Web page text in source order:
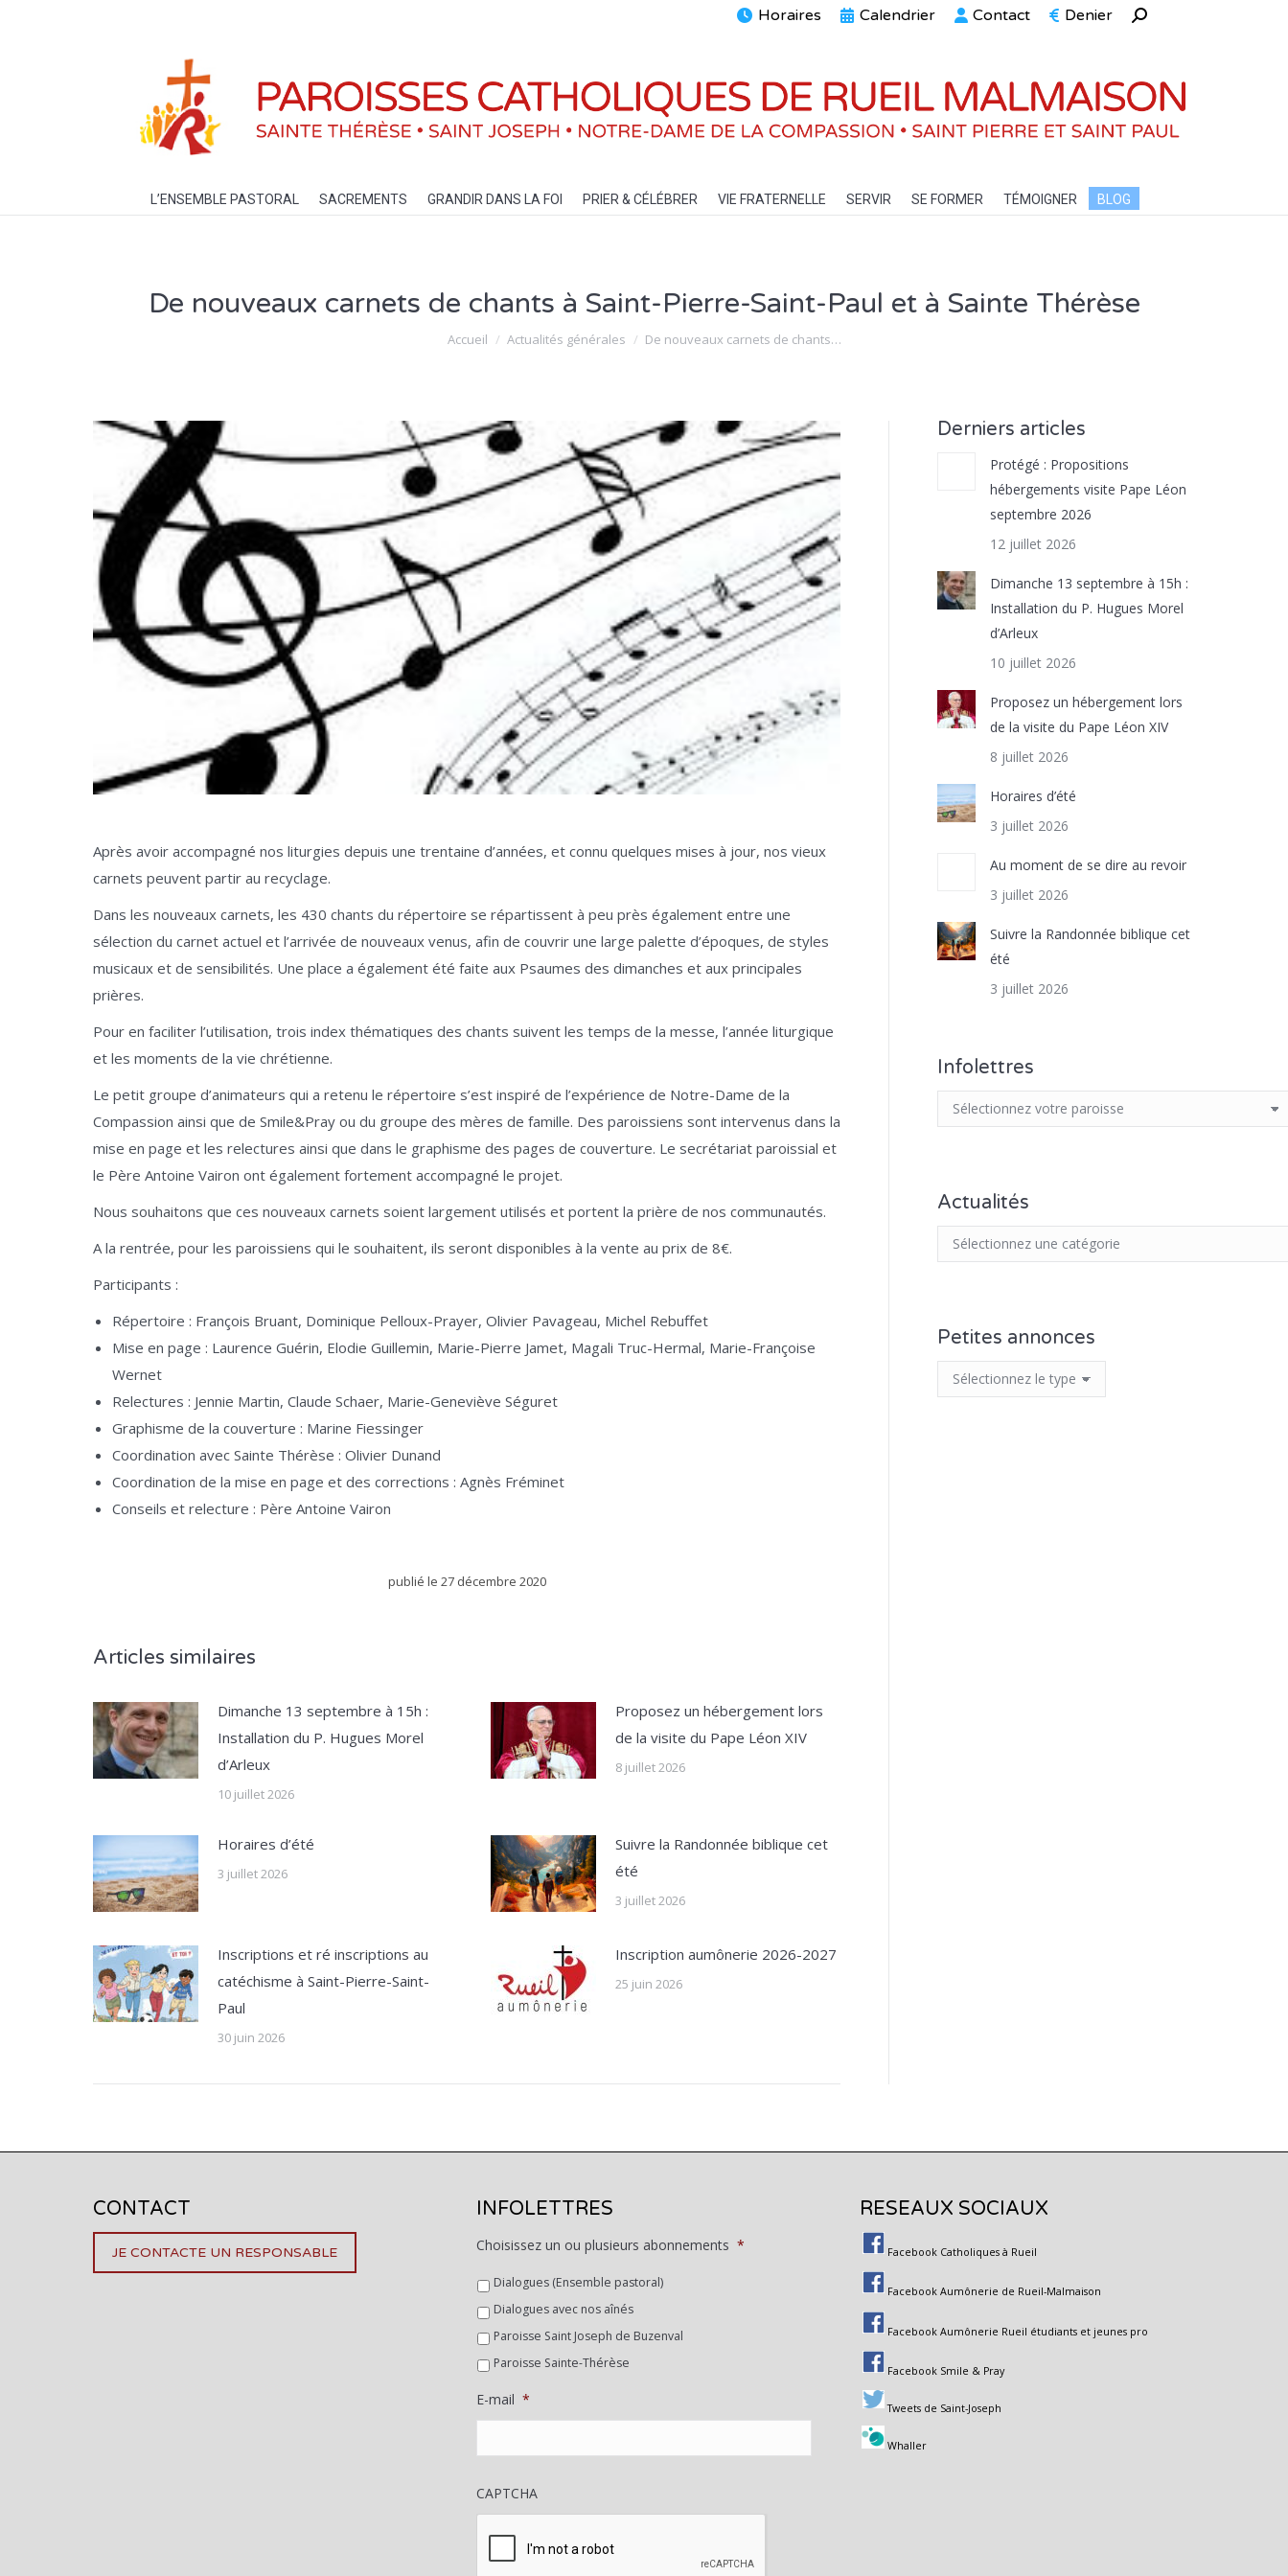
Horaires Calendrier Contact Denier
Recherche
L’ENSEMBLE PASTORAL SACREMENTS GRANDIR DANS LA FOI PRIER & CÉLÉBRER VIE FRATERNELLE SERVIR SE FORMER TÉMOIGNER BLOG
De nouveaux carnets de chants à Saint-Pierre-Saint-Paul et à Sainte Thérèse
Vous êtes ici :
Accueil Actualités générales De nouveaux carnets de chants…
Après avoir accompagné nos liturgies depuis une trentaine d’années, et connu quelques mises à jour, nos vieux
carnets peuvent partir au recyclage.
Dans les nouveaux carnets, les 430 chants du répertoire se répartissent à peu près également entre une
sélection du carnet actuel et l’arrivée de nouveaux venus, afin de couvrir une large palette d’époques, de styles
musicaux et de sensibilités. Une place a également été faite aux Psaumes des dimanches et aux principales
prières.
Pour en faciliter l’utilisation, trois index thématiques des chants suivent les temps de la messe, l’année liturgique
et les moments de la vie chrétienne.
Le petit groupe d’animateurs qui a retenu le répertoire s’est inspiré de l’expérience de Notre-Dame de la
Compassion ainsi que de Smile&Pray ou du groupe des mères de famille. Des paroissiens sont intervenus dans la
mise en page et les relectures ainsi que dans le graphisme des pages de couverture. Le secrétariat paroissial et
le Père Antoine Vairon ont également fortement accompagné le projet.
Nous souhaitons que ces nouveaux carnets soient largement utilisés et portent la prière de nos communautés.
A la rentrée, pour les paroissiens qui le souhaitent, ils seront disponibles à la vente au prix de 8€.
Participants :
Répertoire : François Bruant, Dominique Pelloux-Prayer, Olivier Pavageau, Michel Rebuffet
Mise en page : Laurence Guérin, Elodie Guillemin, Marie-Pierre Jamet, Magali Truc-Hermal, Marie-Françoise
Wernet
Relectures : Jennie Martin, Claude Schaer, Marie-Geneviève Séguret
Graphisme de la couverture : Marine Fiessinger
Coordination avec Sainte Thérèse : Olivier Dunand
Coordination de la mise en page et des corrections : Agnès Fréminet
Conseils et relecture : Père Antoine Vairon
publié le 27 décembre 2020
Articles similaires
Dimanche 13 septembre à 15h :
Installation du P. Hugues Morel
d’Arleux
10 juillet 2026
Proposez un hébergement lors
de la visite du Pape Léon XIV
8 juillet 2026
Horaires d’été
3 juillet 2026
Suivre la Randonnée biblique cet
été
3 juillet 2026
Inscriptions et ré inscriptions au
catéchisme à Saint-Pierre-Saint-
Paul
30 juin 2026
Inscription aumônerie 2026-2027
25 juin 2026
Derniers articles
Protégé : Propositions
hébergements visite Pape Léon
septembre 2026
12 juillet 2026
Dimanche 13 septembre à 15h :
Installation du P. Hugues Morel
d’Arleux
10 juillet 2026
Proposez un hébergement lors
de la visite du Pape Léon XIV
8 juillet 2026
Horaires d’été
3 juillet 2026
Au moment de se dire au revoir
3 juillet 2026
Suivre la Randonnée biblique cet
été
3 juillet 2026
Infolettres
Actualités
Petites annonces
CONTACT
JE CONTACTE UN RESPONSABLE
INFOLETTRES
Choisissez un ou plusieurs abonnements *
Dialogues (Ensemble pastoral)
Dialogues avec nos aînés
Paroisse Saint Joseph de Buzenval
Paroisse Sainte-Thérèse
E-mail *
CAPTCHA
RESEAUX SOCIAUX
Facebook Catholiques à Rueil
Facebook Aumônerie de Rueil-Malmaison
Facebook Aumônerie Rueil étudiants et jeunes pro
Facebook Smile & Pray
Tweets de Saint-Joseph
Whaller
PRIER & CÉLÉBRER VIE FRATERNELLE SE FORMER TÉMOIGNER